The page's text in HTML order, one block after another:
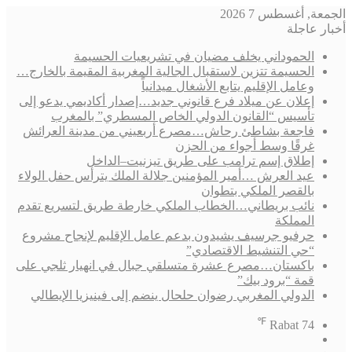
الجمعة, أغسطس 7 2026
أخبار عاجلة
الحموداني يخلف مضيان في تشريعيات الحسيمة
الحسيمة تتزين لاستقبال الجالية المغربية المقيمة بالخارج…
وعامل الإقليم يتابع الأشغال ميدانياً
إعلان عن ميلاد فرع قانوني جديد…إصدار أكاديمي يدعو إلى
تأسيس “القانون الدولي الخاص المسطري” بالمغرب
فاجعة بشاطئ رحاش…مصرع أربعيني من مدينة العرائش
غرقًا وسط أجواء من الحزن
إطلاق إسم ترامب على طريق تيزنيت–الداخل
عيد العرش …أمير المؤمنين جلالة الملك يترأس حفل الولاء
بالقصر الملكي بتطوان
نائب بريطاني…الخطاب الملكي خارطة طريق لتسريع تقدم
المملكة
حرفيو جرسيف يشيدون بدعم عامل الإقليم لإنجاح مشروع
“حي التنشيط الاقتصادي”
باكستان…مصرع عشرة متسلقي جبال في انهيار ثلجي على
قمة “برود بيك”
الدولي المغربي رضوان حلحال ينضم إلى فينيزيا الإيطالي
Rabat 74
℉